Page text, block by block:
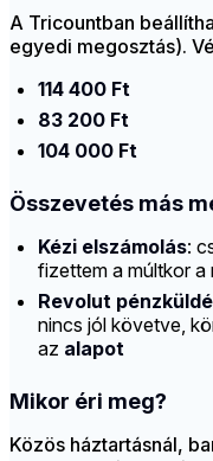
A Tricountban
egyedi megosztás).
114 400 Ft
83 200 Ft
104 000 Ft
Összevetés más
Kézi elszámolás:
fizettem a múltkor a
Revolut
nincs jól követve,
az alapot
Mikor éri meg?
Közös háztartásnál,